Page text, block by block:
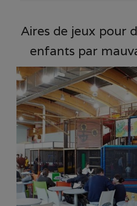
Aires de jeux pour
enfants par